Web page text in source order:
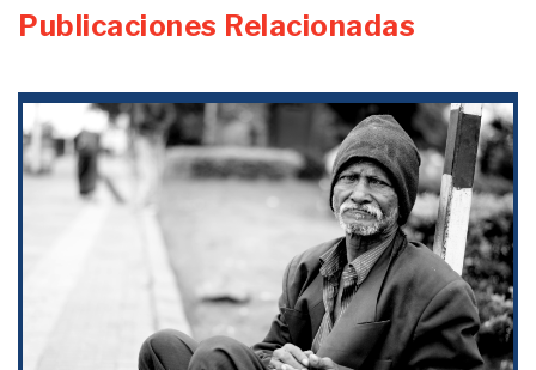
Publicaciones Relacionadas